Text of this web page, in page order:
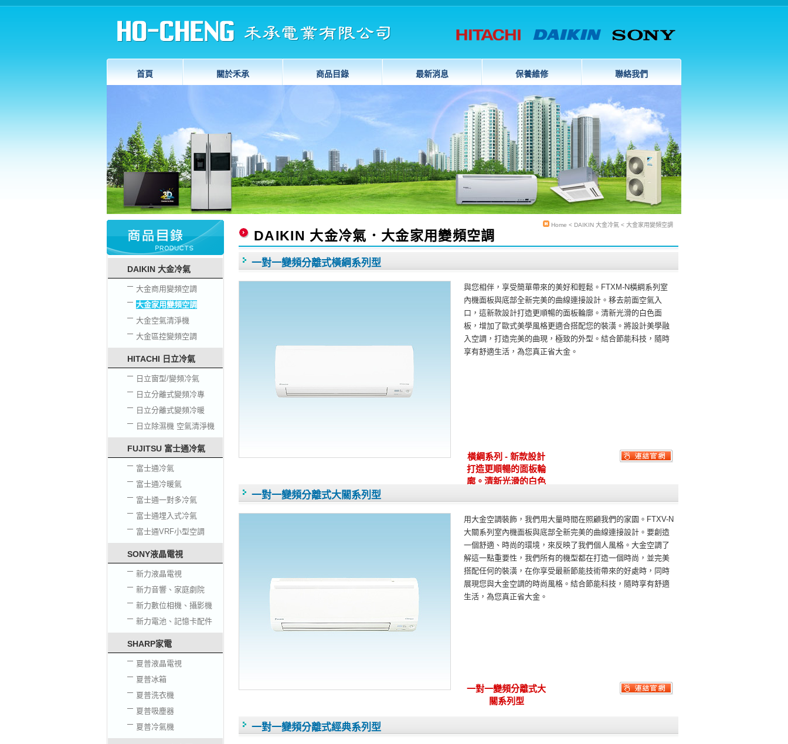
首頁 關於禾承 商品目錄 最新消息 保養維修 聯絡我們
DAIKIN 大金冷氣
大金商用變頻空調
大金家用變頻空調
大金空氣清淨機
大金區控變頻空調
HITACHI 日立冷氣
日立窗型/變頻冷氣
日立分離式變頻冷專
日立分離式變頻冷暖
日立除濕機 空氣清淨機
FUJITSU 富士通冷氣
富士通冷氣
富士通冷暖氣
富士通一對多冷氣
富士通埋入式冷氣
富士通VRF小型空調
SONY液晶電視
新力液晶電視
新力音響、家庭劇院
新力數位相機、攝影機
新力電池、記憶卡配件
SHARP家電
夏普液晶電視
夏普冰箱
夏普洗衣機
夏普吸塵器
夏普冷氣機
DAIKIN 大金冷氣．大金家用變頻空調
Home < DAIKIN 大金冷氣 < 大金家用變頻空調
一對一變頻分離式橫綱系列型
與您相伴，享受簡單帶來的美好和輕鬆。FTXM-N橫綱系列室
內機面板與底部全新完美的曲線連接設計。移去前面空氣入
口，這新款設計打造更順暢的面板輪廓。清新光滑的白色面
板，增加了歐式美學風格更適合搭配您的裝潢。將設計美學融
入空調，打造完美的曲現，極致的外型。結合節能科技，隨時
享有舒適生活，為您真正省大金。
橫綱系列 - 新款設計
打造更順暢的面板輪
廓。清新光滑的白色
一對一變頻分離式大關系列型
用大金空調裝飾，我們用大量時間在照顧我們的家園。FTXV-N
大關系列室內機面板與底部全新完美的曲線連接設計。要創造
一個舒適、時尚的環境，來反映了我們個人風格。大金空調了
解這一點重要性，我們所有的機型都在打造一個時尚，並完美
搭配任何的裝潢，在你享受最新節能技術帶來的好處時，同時
展現您與大金空調的時尚風格。結合節能科技，隨時享有舒適
生活，為您真正省大金。
一對一變頻分離式大
關系列型
一對一變頻分離式經典系列型